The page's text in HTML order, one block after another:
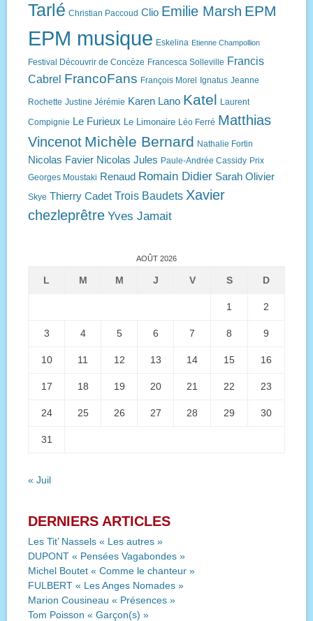
Tarlé Christian Paccoud Clio Emilie Marsh EPM
EPM musique Eskelina Etienne Champollion
Festival Découvrir de Concèze Francesca Solleville Francis
Cabrel FrancoFans François Morel Ignatus Jeanne
Rochette Justine Jérémie Karen Lano Katel Laurent
Compignie Le Furieux Le Limonaire Léo Ferré Matthias
Vincenot Michèle Bernard Nathalie Fortin
Nicolas Favier Nicolas Jules Paule-Andrée Cassidy Prix
Georges Moustaki Renaud Romain Didier Sarah Olivier
Skye Thierry Cadet Trois Baudets Xavier
chezleprêtre Yves Jamait
AOÛT 2026
L M M J V S D
1 2
3 4 5 6 7 8 9
10 11 12 13 14 15 16
17 18 19 20 21 22 23
24 25 26 27 28 29 30
31
« Juil
DERNIERS ARTICLES
Les Tit’ Nassels « Les autres »
DUPONT « Pensées Vagabondes »
Michel Boutet « Comme le chanteur »
FULBERT « Les Anges Nomades »
Marion Cousineau « Présences »
Tom Poisson « Garçon(s) »